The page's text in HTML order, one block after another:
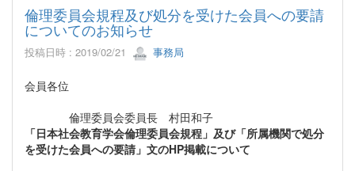
倫理委員会規程及び処分を受けた会員への要請
についてのお知らせ
投稿日時 : 2019/02/21 事務局
会員各位
倫理委員会委員長 村田和子
「日本社会教育学会倫理委員会規程」及び「所属機関で処分
を受けた会員への要請」文のHP掲載について